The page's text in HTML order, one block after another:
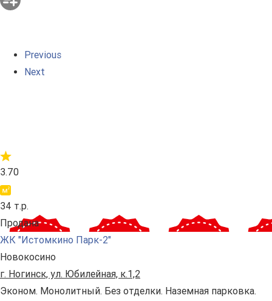
Previous
Next
3.70
34 т.р.
Продана
ЖК "Истомкино Парк-2"
Новокосино
г. Ногинск, ул. Юбилейная, к.1,2
Эконом. Монолитный. Без отделки. Наземная парковка.